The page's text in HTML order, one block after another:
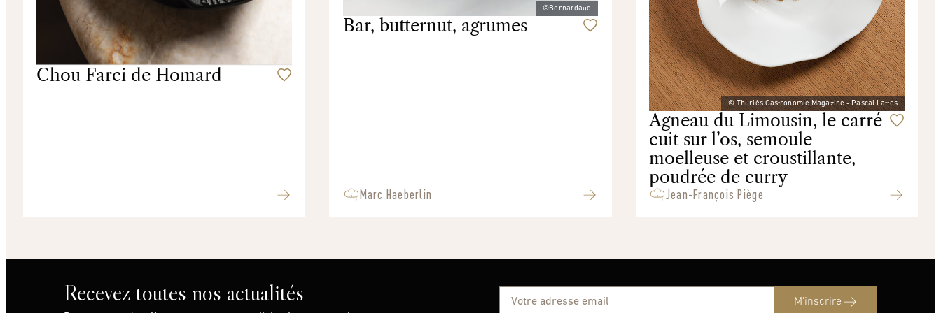
Chou Farci de Homard
©Bernardaud
Bar, butternut, agrumes
Marc Haeberlin
© Thuriès Gastronomie Magazine - Pascal Lattes
Agneau du Limousin, le carré
cuit sur l’os, semoule
moelleuse et croustillante,
poudrée de curry
Jean-François Piège
Recevez toutes nos actualités M'inscrire